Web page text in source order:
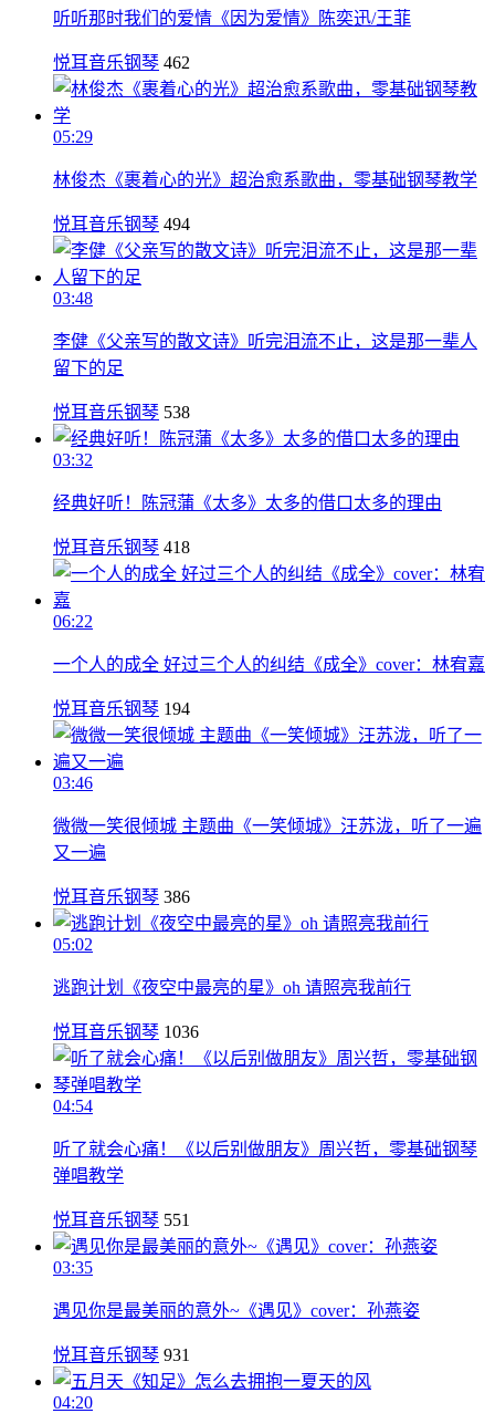
听听那时我们的爱情《因为爱情》陈奕迅/王菲
悦耳音乐钢琴 462
05:29
林俊杰《裹着心的光》超治愈系歌曲，零基础钢琴教学
悦耳音乐钢琴 494
03:48
李健《父亲写的散文诗》听完泪流不止，这是那一辈人
留下的足
悦耳音乐钢琴 538
03:32
经典好听！陈冠蒲《太多》太多的借口太多的理由
悦耳音乐钢琴 418
06:22
一个人的成全 好过三个人的纠结《成全》cover：林宥嘉
悦耳音乐钢琴 194
03:46
微微一笑很倾城 主题曲《一笑倾城》汪苏泷，听了一遍
又一遍
悦耳音乐钢琴 386
05:02
逃跑计划《夜空中最亮的星》oh 请照亮我前行
悦耳音乐钢琴 1036
04:54
听了就会心痛！《以后别做朋友》周兴哲，零基础钢琴
弹唱教学
悦耳音乐钢琴 551
03:35
遇见你是最美丽的意外~《遇见》cover：孙燕姿
悦耳音乐钢琴 931
04:20